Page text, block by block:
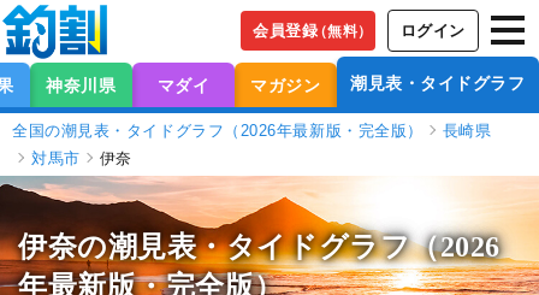
会員登録（無料） ログイン
神奈川県 マダイ マガジン 潮見表・タイドグラフ
全国の潮見表・タイドグラフ（2026年最新版・完全版）
長崎県
対馬市
伊奈
伊奈の潮見表・タイドグラフ（2026
年最新版・完全版）